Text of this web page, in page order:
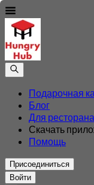
Подарочная
Блог
Для ресторана
Скачать
Помощь
Присоединиться
Войти